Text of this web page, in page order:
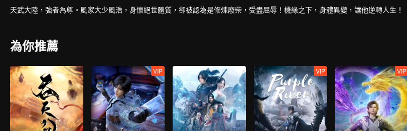
天武大陸，強者為尊。風家大少風浩，身懷絕世體質，卻被認為是修煉廢柴，受盡屈辱！機緣之下，身體異變，讓他逆轉人生！
為你推薦
VIP VIP VIP